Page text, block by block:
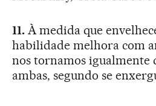
11.À medida que
habilidade melhora com
nos tornamos igualmente
ambas, segundo se